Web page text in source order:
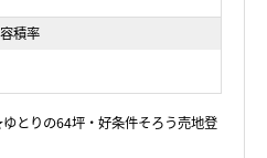
容積率
とりの64坪・好条件そろう売地登